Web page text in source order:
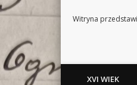
Witryna
XVI WIEK